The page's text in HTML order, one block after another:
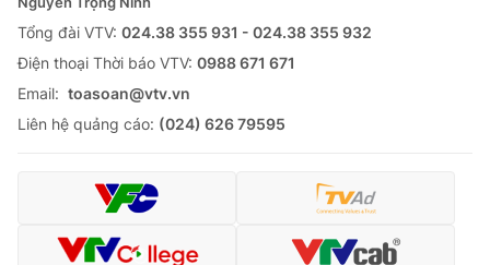
VTV4 Vươn mình bằng AI
VTV9
Tổng đài VTV: 024.38 355 931 - 024.38 355 932
Ðiện thoại Thời báo VTV: 0988 671 671
Email: toasoan@vtv.vn
Liên hệ quảng cáo: (024) 626 79595